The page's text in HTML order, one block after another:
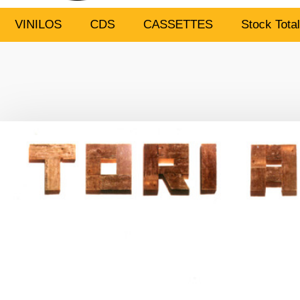
VINILOS CDS CASSETTES Stock Total